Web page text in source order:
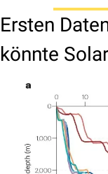
Ersten
könnte